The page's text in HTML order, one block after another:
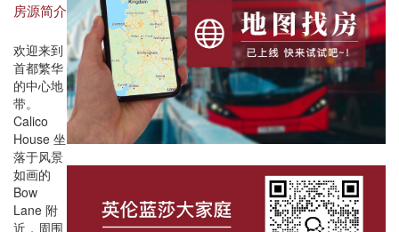
房源简介
欢迎来到
首都繁华
的中心地
带。
Calico
House 坐
落于风景
如画的
Bow
Lane 附
近，周围